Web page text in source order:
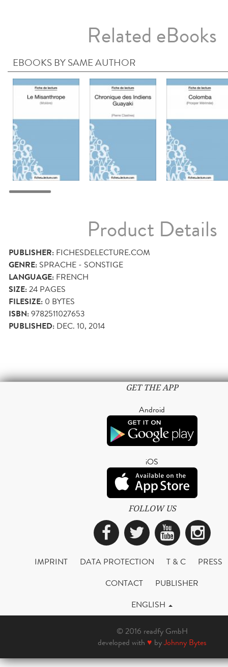
Related eBooks
EBOOKS BY SAME AUTHOR
Product Details
PUBLISHER: FICHESDELECTURE.COM
GENRE: SPRACHE - SONSTIGE
LANGUAGE: FRENCH
SIZE:24 PAGES
FILESIZE: 0 BYTES
ISBN:9782511027653
PUBLISHED: DEC. 10, 2014
GET THE APP
Android
iOS
FOLLOW US
Facebook
Twitter
IMPRINT DATA PROTECTION T & C
PRESS
CONTACT
PUBLISHER
ENGLISH
© 2016 readfy GmbH
developed with ♥ byJohnny Bytes